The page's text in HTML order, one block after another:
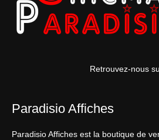
Retrouvez-nous
Paradisio Affiches
Paradisio Affiches est la boutique de